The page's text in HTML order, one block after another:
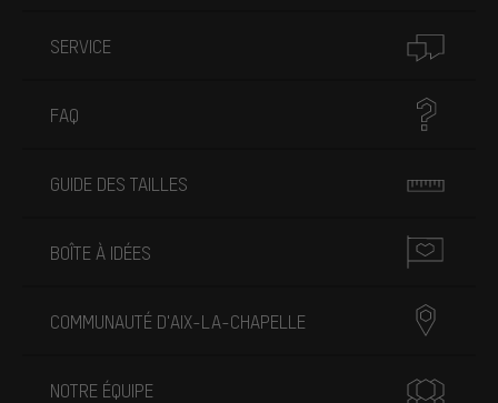
SERVICE
FAQ
GUIDE DES TAILLES
BOÎTE À IDÉES
COMMUNAUTÉ D'AIX-LA-CHAPELLE
NOTRE ÉQUIPE